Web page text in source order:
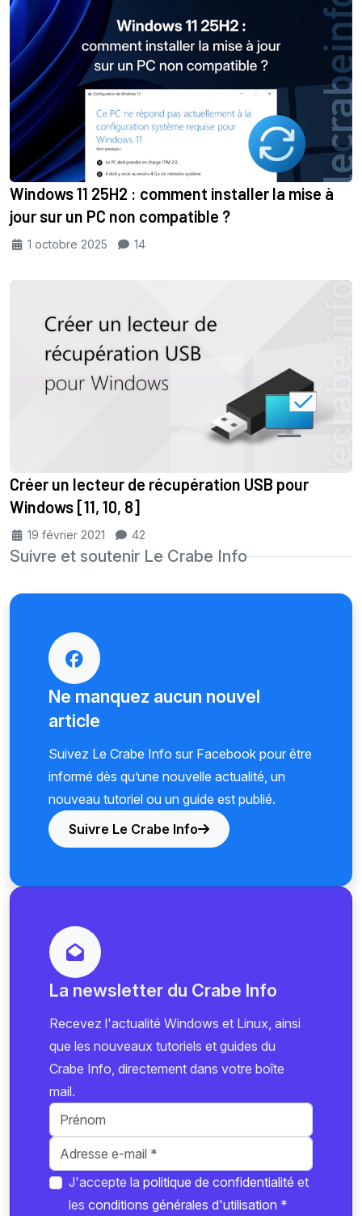
Windows 11 25H2 : comment installer la mise à
jour sur un PC non compatible ?
1 octobre 2025 14
Créer un lecteur de récupération USB pour
Windows [11, 10, 8]
19 février 2021 42
Suivre et soutenir Le Crabe Info
Ne manquez aucun nouvel
article
Suivez Le Crabe Info sur Facebook pour être
informé dès qu’une nouvelle actualité, un
nouveau tutoriel ou un guide est publié.
Suivre Le Crabe Info
La newsletter du Crabe Info
Recevez l'actualité Windows et Linux, ainsi
que les nouveaux tutoriels et guides du
Crabe Info, directement dans votre boîte
mail.
J'accepte la politique de confidentialité et
les conditions générales d'utilisation *